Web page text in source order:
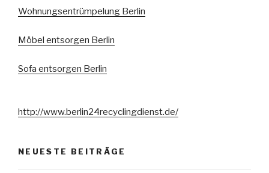
Wohnungsentrümpelung Berlin
Möbel entsorgen Berlin
Sofa entsorgen Berlin
http://www.berlin24recyclingdienst.de/
NEUESTE BEITRÄGE